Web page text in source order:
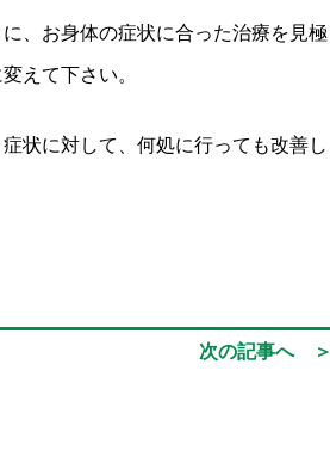
、お身体の症状に合った治療を見極
えて下さい。
状に対して、何処に行っても改善し
次の記事へ ＞